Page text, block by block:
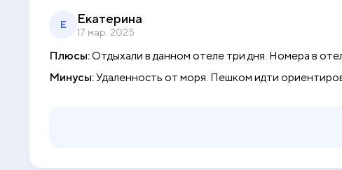
Е Екатерина
17 мар. 2025
Плюсы:Отдыхали в данном отеле три дня. Номера в
Минусы:Удаленность от моря. Пешком идти